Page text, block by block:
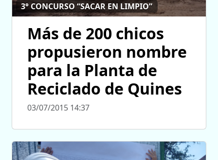
3° CONCURSO “SACAR EN LIMPIO”
Más de 200 chicos
propusieron nombre
para la Planta de
Reciclado de Quines
03/07/2015 14:37